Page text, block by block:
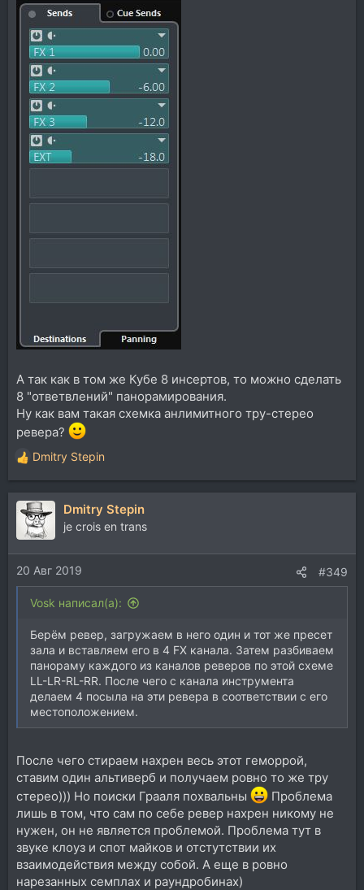
А так как в том же Кубе 8 инсертов, то можно сделать
8 "ответвлений" панорамирования.
Ну как вам такая схемка анлимитного тру-стерео
ревера?
Р
е
а
к
и
и
:
Dmitry Stepin
Dmitry Stepin
je crois en trans
20 Авг 2019 #349
Vosk написал(а):
Берём ревер, загружаем в него один и тот же пресет
зала и вставляем его в 4 FX канала. Затем разбиваем
панораму каждого из каналов реверов по этой схеме
LL-LR-RL-RR. После чего с канала инструмента
делаем 4 посыла на эти ревера в соответствии с его
местоположением.
После чего стираем нахрен весь этот геморрой,
ставим один альтиверб и получаем ровно то же тру
стерео))) Но поиски Грааля похвальны
Проблема
лишь в том, что сам по себе ревер нахрен никому не
нужен, он не является проблемой. Проблема тут в
звуке клоуз и спот майков и отстутствии их
взаимодействия между собой. А еще в ровно
нарезанных семплах и раундробинах)